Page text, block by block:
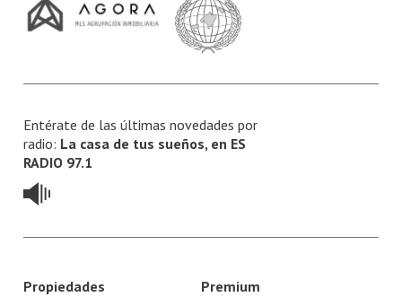
Entérate de las últimas novedades por
radio: La casa de tus sueños, en ES
RADIO 97.1
Propiedades Premium